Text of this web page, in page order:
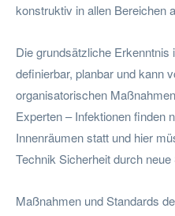
konstruktiv in allen Bereichen
Die grundsätzliche
definierbar, planbar und kann
organisatorischen
Experten – Infektionen finden
Innenräumen statt und hier
Technik Sicherheit durch
Maßnahmen und Standards